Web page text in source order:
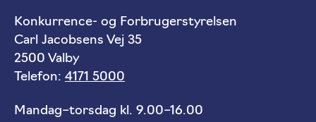
Konkurrence- og Forbrugerstyrelsen
Carl Jacobsens Vej 35
2500 Valby
Telefon: 4171 5000
Mandag–torsdag kl. 9.00–16.00